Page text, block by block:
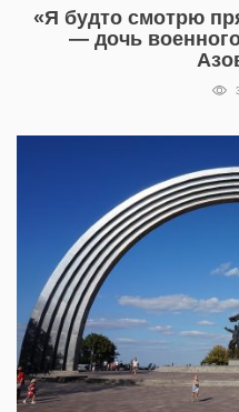
«Я будто смотрю
— дочь